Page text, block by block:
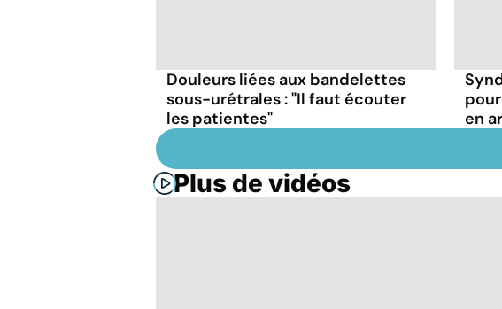
Douleurs liées aux bandelettes
sous-urétrales : "Il faut écouter
les patientes"
en
Plus de vidéos